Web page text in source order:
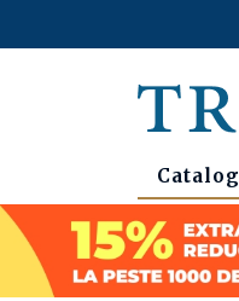
Catalog